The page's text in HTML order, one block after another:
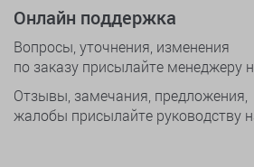
Онлайн поддержка
Вопросы, уточнения, изменения
по заказу присылайте менеджеру
Отзывы, замечания, предложения,
жалобы присылайте руководству